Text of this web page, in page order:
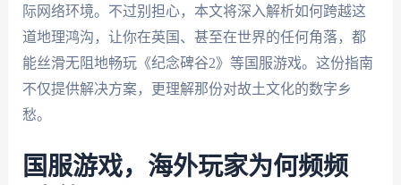
际网络环境。不过别担心，本文将深入解析如何跨越这
道地理鸿沟，让你在英国、甚至在世界的任何角落，都
能丝滑无阻地畅玩《纪念碑谷2》等国服游戏。这份指南
不仅提供解决方案，更理解那份对故土文化的数字乡
愁。
国服游戏，海外玩家为何频频